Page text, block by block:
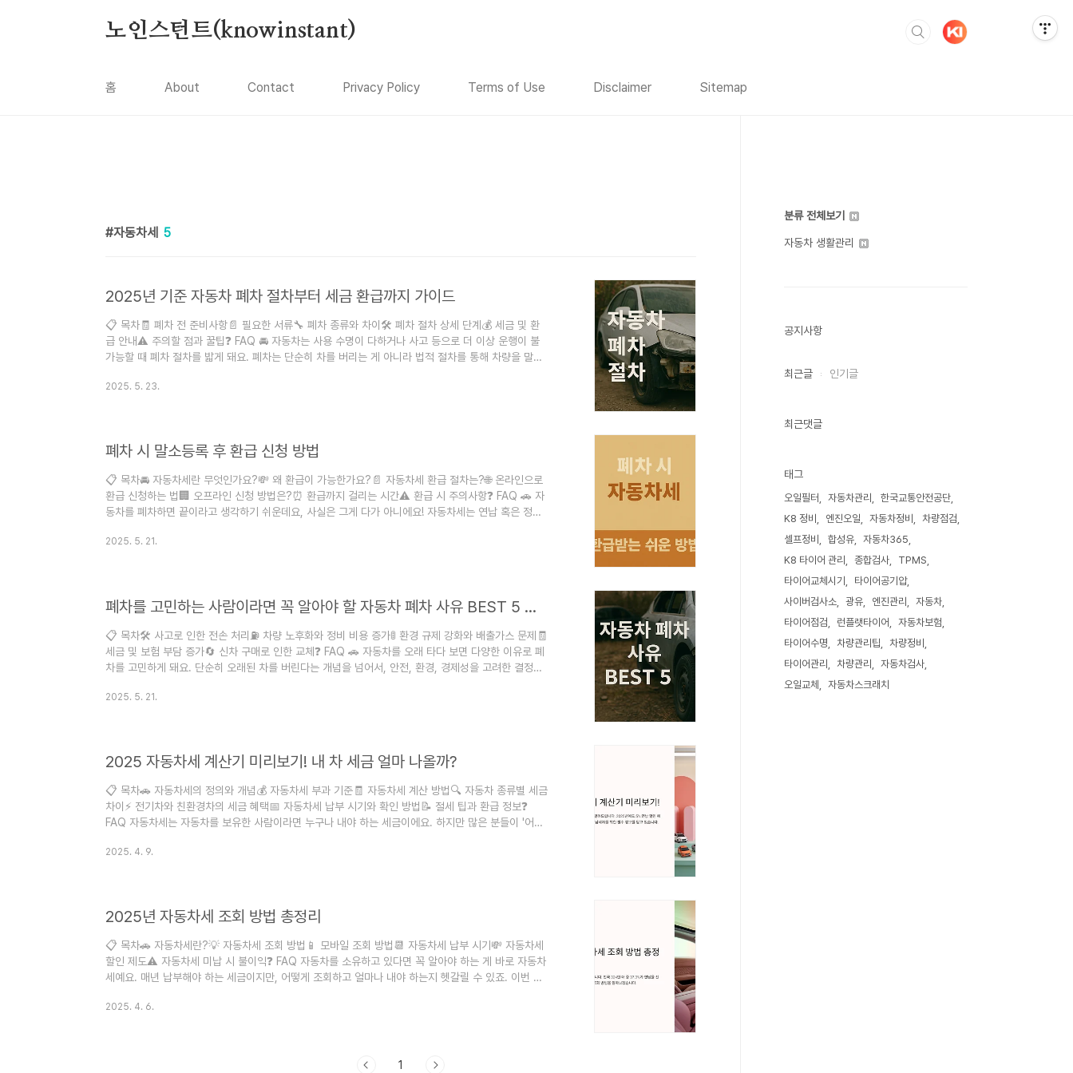
노인스턴트(knowinstant)
홈 About Contact Privacy Policy Terms of Use Disclaimer Sitemap
자동차세 5
2025년 기준 자동차 폐차 절차부터 세금 환급까지 가이드
📋 목차🧾 폐차 전 준비사항📄 필요한 서류🔧 폐차 종류와 차이🛠️ 폐차 절차 상세 단계💰 세금 및 환
급 안내⚠️ 주의할 점과 꿀팁❓ FAQ 🚘 자동차는 사용 수명이 다하거나 사고 등으로 더 이상 운행이 불
가능할 때 폐차 절차를 밟게 돼요. 폐차는 단순히 차를 버리는 게 아니라 법적 절차를 통해 차량을 말소
간편해졌지만, 여전히 준비해야 할 서류와 단계들이 명확히 존재해요. 이 글에서는 2025년 기준으로
2025. 5. 23.
폐차 시 말소등록 후 환급 신청 방법
📋 목차🚘 자동차세란 무엇인가요?💸 왜 환급이 가능한가요?📄 자동차세 환급 절차는?🌐 온라인으로
환급 신청하는 법🏢 오프라인 신청 방법은?⏰ 환급까지 걸리는 시간⚠️ 환급 시 주의사항❓ FAQ 🚗 자
동차를 폐차하면 끝이라고 생각하기 쉬운데요, 사실은 그게 다가 아니에요! 자동차세는 연납 혹은 정기
니다. 😲 이 글에서는 폐차 후 자동차세 환급이 가능한 이유부터 신청 방법, 주의사항까지 전부 알려드
2025. 5. 21.
폐차를 고민하는 사람이라면 꼭 알아야 할 자동차 폐차 사유 BEST 5 총정리
📋 목차🛠 사고로 인한 전손 처리⛽ 차량 노후화와 정비 비용 증가🚦 환경 규제 강화와 배출가스 문제🧾
세금 및 보험 부담 증가🔄 신차 구매로 인한 교체❓ FAQ 🚗 자동차를 오래 타다 보면 다양한 이유로 폐
차를 고민하게 돼요. 단순히 오래된 차를 버린다는 개념을 넘어서, 안전, 환경, 경제성을 고려한 결정이
BEST5'를 꼭 참고해 보세요. 실제 폐차 전문가들이 자주 접하는 사례를 바탕으로 구성했어요. 폐차는
2025. 5. 21.
2025 자동차세 계산기 미리보기! 내 차 세금 얼마 나올까?
📋 목차🚗 자동차세의 정의와 개념💰 자동차세 부과 기준🧾 자동차세 계산 방법🔍 자동차 종류별 세금
차이⚡ 전기차와 친환경차의 세금 혜택📅 자동차세 납부 시기와 확인 방법📝 절세 팁과 환급 정보❓
FAQ 자동차세는 자동차를 보유한 사람이라면 누구나 내야 하는 세금이에요. 하지만 많은 분들이 '어떻
자동차세가 어떻게 계산되는지, 그리고 어떤 차종에 어떤 세금이 부과되는지 아주 쉽고 재밌게 정리해
2025. 4. 9.
2025년 자동차세 조회 방법 총정리
📋 목차🚗 자동차세란?💡 자동차세 조회 방법📱 모바일 조회 방법📆 자동차세 납부 시기💸 자동차세
할인 제도⚠️ 자동차세 미납 시 불이익❓ FAQ 자동차를 소유하고 있다면 꼭 알아야 하는 게 바로 자동차
세예요. 매년 납부해야 하는 세금이지만, 어떻게 조회하고 얼마나 내야 하는지 헷갈릴 수 있죠. 이번 글
드릴게요. 궁금했던 모든 걸 한눈에 정리했으니 끝까지 읽어주세요! 특히 최근에는 모바일로도 간편하게
2025. 4. 6.
1
분류 전체보기
자동차 생활관리
공지사항
최근글 인기글
최근댓글
태그
오일필터 자동차관리
한국교통안전공단
K8 정비
엔진오일 자동차정비
차량점검
셀프정비
합성유
자동차365
K8 타이어 관리
종합검사
TPMS
타이어교체시기
타이어공기압
사이버검사소
광유 엔진관리
자동차
타이어점검
런플랫타이어
자동차보험
타이어수명
차량관리팁
차량정비
타이어관리
차량관리
자동차검사
오일교체
자동차스크래치